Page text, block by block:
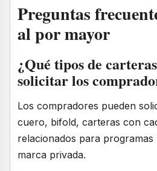
Preguntas
al por mayor
¿Qué tipos de
solicitar los
Los compradores pueden
cuero, bifold, carteras con
relacionados para programas
marca privada.